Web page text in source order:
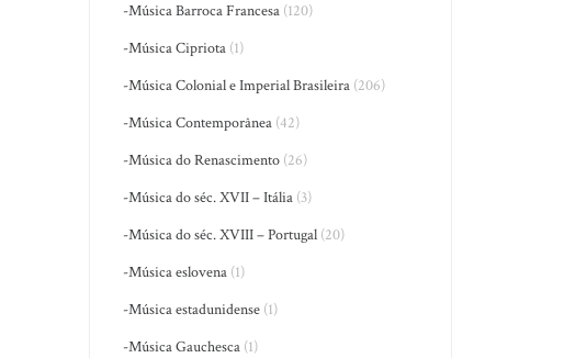
-Música Barroca Francesa (120)
-Música Cipriota (1)
-Música Colonial e Imperial Brasileira (206)
-Música Contemporânea (42)
-Música do Renascimento (26)
-Música do séc. XVII – Itália (3)
-Música do séc. XVIII – Portugal (20)
-Música eslovena (1)
-Música estadunidense (1)
-Música Gauchesca (1)